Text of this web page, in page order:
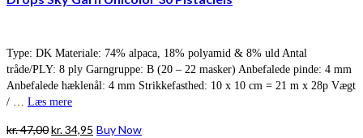
Type: DK Materiale: 74% alpaca, 18% polyamid & 8% uld Antal
tråde/PLY: 8 ply Garngruppe: B (20 – 22 masker) Anbefalede pinde: 4 mm
Anbefalede hæklenål: 4 mm Strikkefasthed: 10 x 10 cm = 21 m x 28p Vægt
/ … Læs mere
kr.47,00Den
kr.34,95 Den
Buy Now